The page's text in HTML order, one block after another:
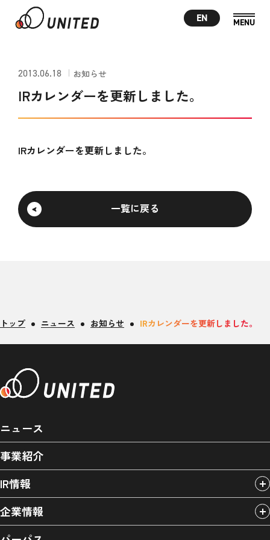
EN
2013.06.18 お知らせ
IRカレンダーを更新しました。
IRカレンダーを更新しました。
一覧に戻る
トップ ニュース お知らせ IRカレンダーを更新しました。
ニュース
事業紹介
IR情報
企業情報